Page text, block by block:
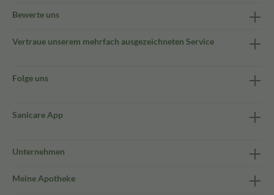
Bewerte uns
Vertraue unserem mehrfach ausgezeichneten Service
Folge uns
Sanicare App
Unternehmen
Meine Apotheke